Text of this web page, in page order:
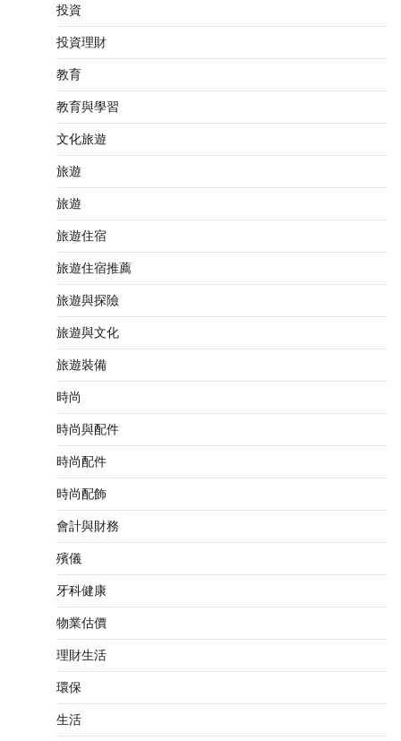
投資
投資理財
教育
教育與學習
文化旅遊
旅遊
旅遊
旅遊住宿
旅遊住宿推薦
旅遊與探險
旅遊與文化
旅遊裝備
時尚
時尚與配件
時尚配件
時尚配飾
會計與財務
殯儀
牙科健康
物業估價
理財生活
環保
生活